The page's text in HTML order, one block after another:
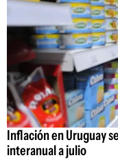
Inflación en Uruguay
interanual a julio